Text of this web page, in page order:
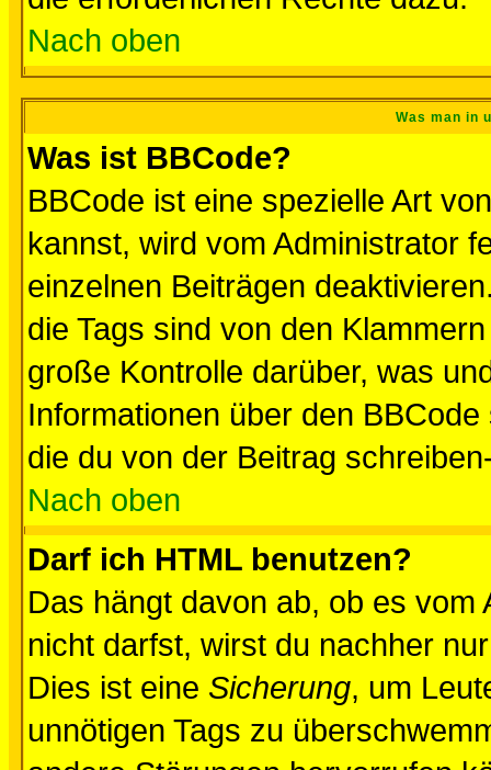
Nach oben
Was man in
Was ist BBCode?
BBCode ist eine spezielle Art
kannst, wird vom Administrator
einzelnen Beiträgen
die Tags sind von den
große Kontrolle darüber, was
Informationen über den
die du von der Beitrag
Nach oben
Darf ich HTML benutzen?
Das hängt davon ab, ob es
nicht darfst, wirst du nachher
Dies ist eine Sicherung, um
unnötigen Tags zu